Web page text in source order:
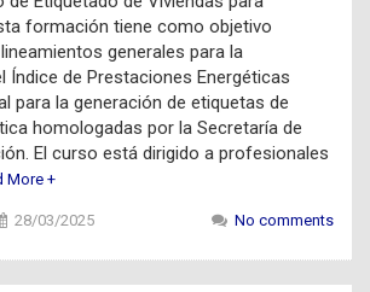
formación tiene como objetivo
generales para la
Índice de Prestaciones Energéticas
para la generación de etiquetas de
homologadas por la Secretaría de
El curso está dirigido a profesionales
More +
28/03/2025 No comments